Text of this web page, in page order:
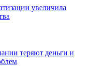
увеличила
теряют деньги и